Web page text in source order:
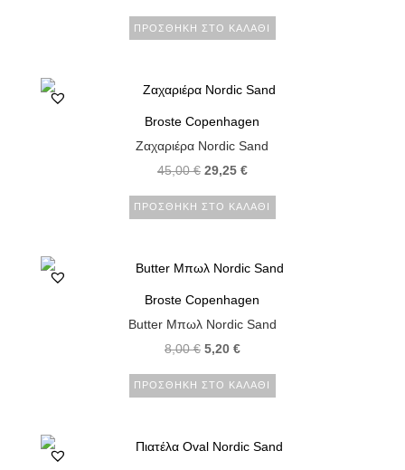
ΠΡΟΣΘΉΚΗ ΣΤΟ ΚΑΛΆΘΙ
Broste Copenhagen
Ζαχαριέρα Nordic Sand
45,00€ 29,25 €
ΠΡΟΣΘΉΚΗ ΣΤΟ ΚΑΛΆΘΙ
Broste Copenhagen
Butter Μπωλ Nordic Sand
8,00€ 5,20 €
ΠΡΟΣΘΉΚΗ ΣΤΟ ΚΑΛΆΘΙ